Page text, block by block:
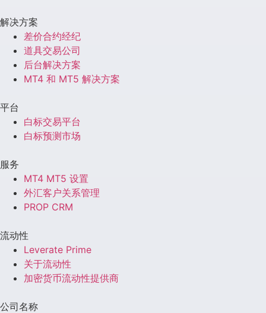
解决方案
差价合约经纪
道具交易公司
后台解决方案
MT4 和 MT5 解决方案
平台
白标交易平台
白标预测市场
服务
MT4 MT5 设置
外汇客户关系管理
PROP CRM
流动性
Leverate Prime
关于流动性
加密货币流动性提供商
公司名称